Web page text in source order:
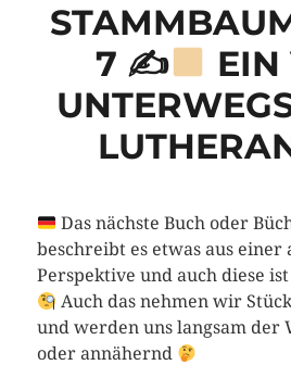
7 ✍
EIN
Das nächste Buch oder
beschreibt es etwas aus einer
Perspektive und auch diese
Auch das nehmen wir
und werden uns langsam der
oder annähernd